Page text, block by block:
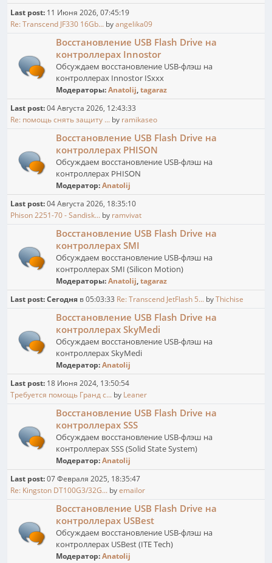
Last post: 11 Июня 2026, 07:45:19
Re: Transcend JF330 16Gb... byangelika09
Восстановление USB Flash Drive на
контроллерах Innostor
Обсуждаем восстановление USB-флэш на
контроллерах Innostor ISxxx
Модераторы:Anatolij,tagaraz
Last post:04 Августа 2026, 12:43:33
Re: помощь снять защиту ... by ramikaseo
Восстановление USB Flash Drive на
контроллерах PHISON
Обсуждаем восстановление USB-флэш на
контроллерах PHISON
Модератор:Anatolij
Last post:04 Августа 2026, 18:35:10
Phison 2251-70 - Sandisk... by ramvivat
Восстановление USB Flash Drive на
контроллерах SMI
Обсуждаем восстановление USB-флэш на
контроллерах SMI (Silicon Motion)
Модераторы:Anatolij,tagaraz
Last post:Сегодня в 05:03:33 Re: Transcend JetFlash 5... byThichise
Восстановление USB Flash Drive на
контроллерах SkyMedi
Обсуждаем восстановление USB-флэш на
контроллерах SkyMedi
Модератор:Anatolij
Last post: 18 Июня 2024, 13:50:54
Требуется помощь Гранд с... by Leaner
Восстановление USB Flash Drive на
контроллерах SSS
Обсуждаем восстановление USB-флэш на
контроллерах SSS (Solid State System)
Модератор:Anatolij
Last post:07 Февраля 2025, 18:35:47
Re: Kingston DT100G3/32G... byemailor
Восстановление USB Flash Drive на
контроллерах USBest
Обсуждаем восстановление USB-флэш на
контроллерах USBest (ITE Tech)
Модератор:Anatolij